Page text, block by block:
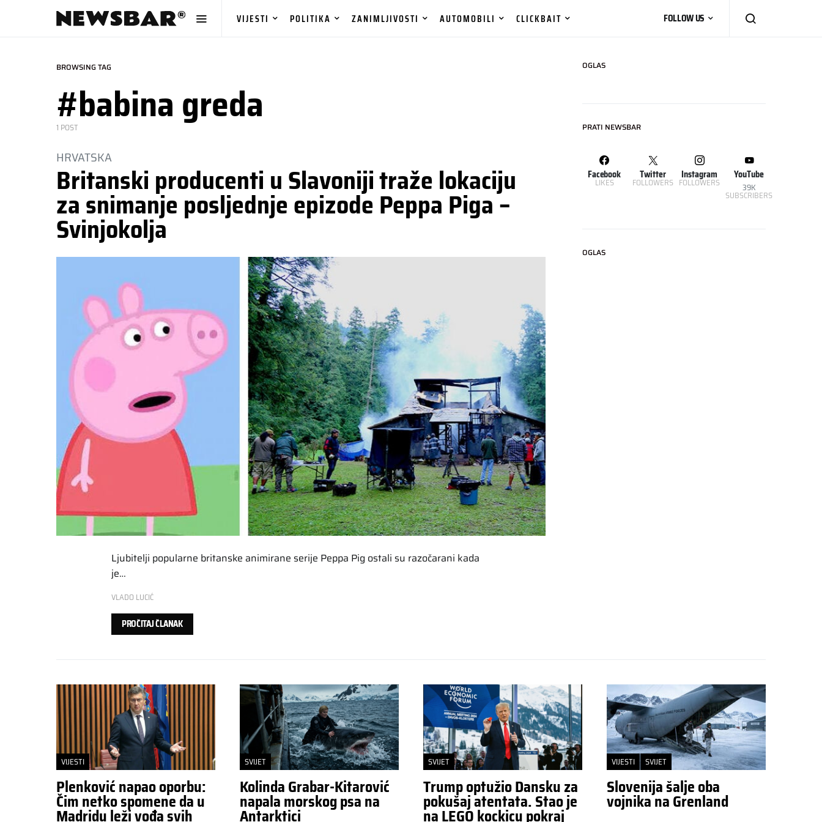
VIJESTI POLITIKA ZANIMLJIVOSTI AUTOMOBILI CLICKBAIT FOLLOW US
BROWSING TAG
#babina greda
1 POST
HRVATSKA
Britanski producenti u Slavoniji traže lokaciju
za snimanje posljednje epizode Peppa Piga –
Svinjokolja
Ljubitelji popularne britanske animirane serije Peppa Pig ostali su razočarani kada
je…
VLADO LUCIĆ
PROČITAJ ČLANAK
OGLAS
PRATI NEWSBAR
Facebook
LIKES
Twitter
FOLLOWERS
Instagram
FOLLOWERS
YouTube
39K
SUBSCRIBERS
OGLAS
VIJESTI
Plenković napao oporbu:
Čim netko spomene da u
Madridu leži vođa svih
SVIJET
Kolinda Grabar-Kitarović
napala morskog psa na
Antarktici
SVIJET
Trump optužio Dansku za
pokušaj atentata. Stao je
na LEGO kockicu pokraj
VIJESTI SVIJET
Slovenija šalje oba
vojnika na Grenland